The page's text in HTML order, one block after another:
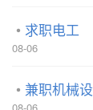
求职电工
08-06
兼职机械